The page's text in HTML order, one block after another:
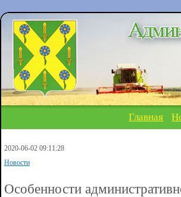
Главная
2020-06-02 09:11:28
Новости
Особенности